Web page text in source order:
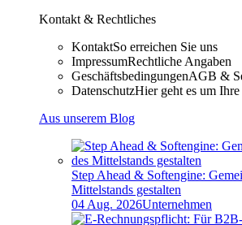
Kontakt & Rechtliches
KontaktSo erreichen Sie uns
ImpressumRechtliche Angaben
GeschäftsbedingungenAGB &
DatenschutzHier geht es um Ihre
Aus unserem Blog
Step Ahead & Softengine:
Mittelstands gestalten
04 Aug. 2026Unternehmen